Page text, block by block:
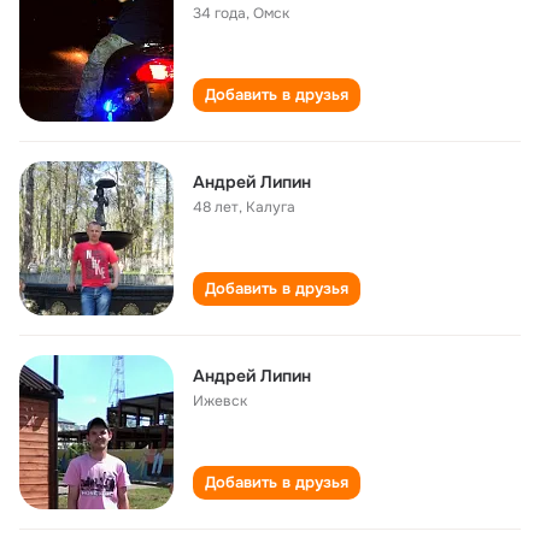
34 года,Омск
Добавить в друзья
Андрей Липин
48 лет, Калуга
Добавить в друзья
Андрей Липин
Ижевск
Добавить в друзья